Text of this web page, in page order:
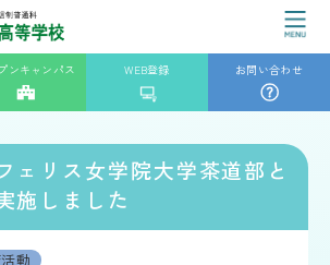
ンキャンパス WEB登録 お問い合わせ
ェリス女学院大学茶道部と
施しました
動